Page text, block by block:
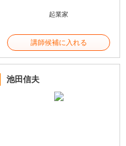
起業家
講師候補に入れる
池田信夫